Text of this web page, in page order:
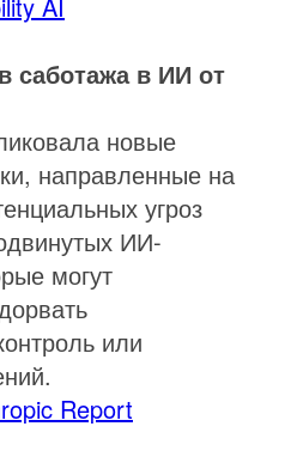
саботажа в ИИ от
новые
направленные на
угроз
ИИ-
могут
или
Report